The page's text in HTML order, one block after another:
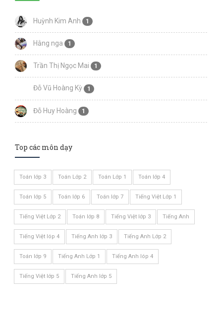
Huỳnh Kim Anh 1
Hằng nga 1
Trần Thị Ngọc Mai 1
Đỗ Vũ Hoàng Kỳ 1
Đỗ Huy Hoàng 1
Top các môn dạy
Toán lớp 3 Toán Lớp 2 Toán Lớp 1 Toán lớp 4
Toán lớp 5 Toán lớp 6 Toán lớp 7 Tiếng Việt Lớp 1
Tiếng Việt Lớp 2 Toán lớp 8 Tiếng Việt lớp 3 Tiếng Anh
Tiếng Việt lóp 4 Tiếng Anh lớp 3 Tiếng Anh Lớp 2
Toán lớp 9 Tiếng Anh Lớp 1 Tiếng Anh lóp 4
Tiếng Việt lớp 5 Tiếng Anh lớp 5